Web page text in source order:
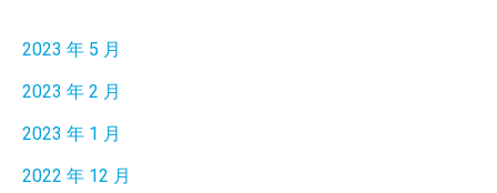
2023 年 5 月
2023 年 2 月
2023 年 1 月
2022 年 12 月